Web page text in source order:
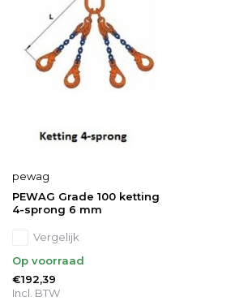
pewag
PEWAG Grade 100 ketting
4-sprong 6 mm
Vergelijk
Op voorraad
€192,39
Incl. BTW